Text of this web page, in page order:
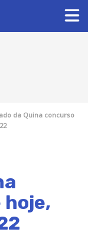
da Quina concurso
hoje,